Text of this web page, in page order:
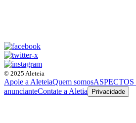
© 2025 Aleteia
Apoie a AleteiaQuem somos
anuncianteContate a Aletia Privacidade